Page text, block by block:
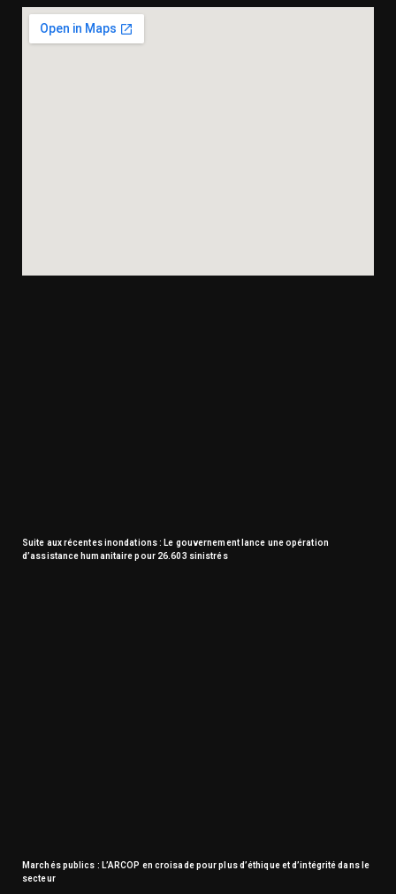
Suite aux récentes inondations : Le gouvernement lance une opération
d’assistance humanitaire pour 26.603 sinistrés
Marchés publics : L’ARCOP en croisade pour plus d’éthique et d’intégrité dans le
secteur